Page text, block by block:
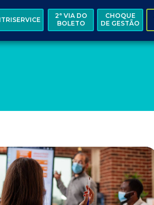
CHOQUE
DE GESTÃO
2ª VIA DO
BOLETO